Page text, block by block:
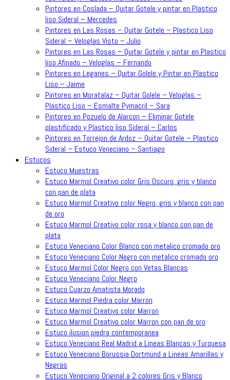
Pintores en Coslada – Quitar Gotele y pintar en Plastico
liso Sideral – Mercedes
Pintores en Las Rosas – Quitar Gotele – Plastico Liso
Sideral – Veloglas Visto – Julio
Pintores en Las Rosas – Quitar Gotele y pintar en Plastico
liso Afinado – Veloglas – Fernando
Pintores en Leganes – Quitar Golele y Pintar en Plastico
Liso – Jaime
Pintores en Moratalaz – Quitar Golele – Veloglas –
Plastico Liso – Esmalte Pymacril – Sara
Pintores en Pozuelo de Alarcon – Eliminar Gotele
plastificado y Plastico liso Sideral – Carlos
Pintores en Torrejon de Ardoz – Quitar Gotele – Plastico
Sideral – Estuco Veneciano – Santiago
Estucos
Estuco Muestras
Estuco Marmol Creativo color Gris Oscuro, gris y blanco
con pan de plata
Estuco Marmol Creativo color Negro, gris y blanco con pan
de oro
Estuco Marmol Creativo color rosa y blanco con pan de
plata
Estuco Veneciano Color Blanco con metalico cromado oro
Estuco Veneciano Color Negro con metalico cromado oro
Estuco Marmol Color Negro con Vetas Blancas
Estuco Veneciano Color Negro
Estuco Cuarzo Amatista Morado
Estuco Marmol Piedra color Marron
Estuco Marmol Creativo color Marron
Estuco Marmol Creativo color Marron con pan de oro
Estuco ilusion piedra contemporanea
Estuco Veneciano Real Madrid a Lineas Blancas y Turquesa
Estuco Veneciano Borussia Dortmund a Lineas Amarillas y
Negras
Estuco Veneciano Original a 2 colores Gris y Blanco